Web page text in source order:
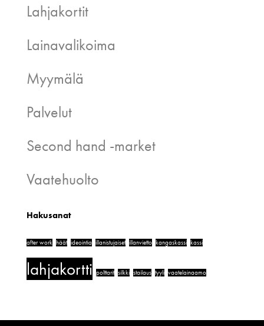
Lahjakortit
Lainavalikoima
Myymälä
Palvelut
Second hand -market
Vaatehuolto
Hakusanat
after work häät ideointia illanistujaiset illanvietto kangaskassi kassi
lahjakortti polttarit silkki stailaus tyyli vaatelainaamo